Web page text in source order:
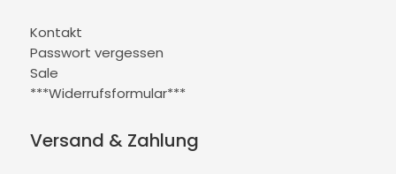
Kontakt
Passwort vergessen
Sale
***Widerrufsformular***
Versand & Zahlung